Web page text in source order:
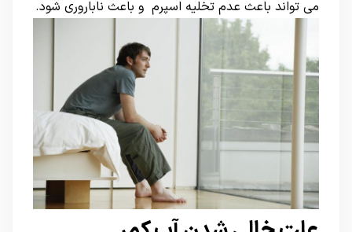
می تواند باعث عدم تخلیه اسپرم و باعث ناباروری شود.